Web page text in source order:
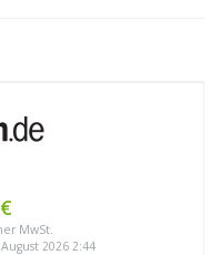
MwSt.
2026 2:44